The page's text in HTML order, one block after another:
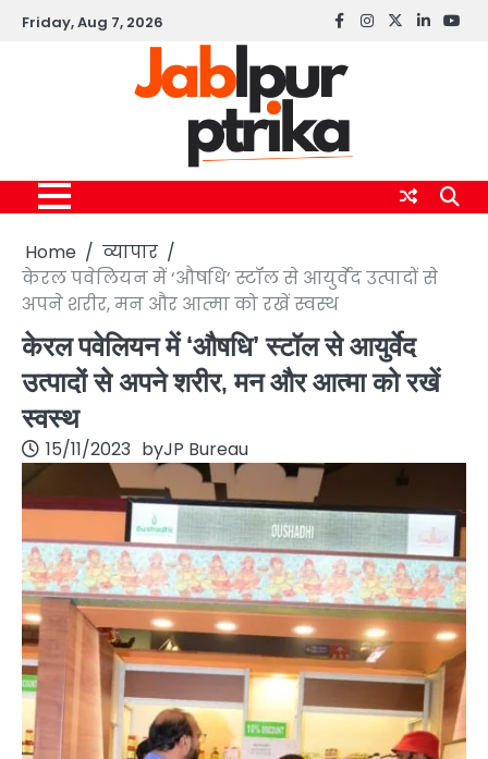
SkipFriday, Aug 7, 2026 Facebook
instagram
twitterlinkedin
Home
व्यापार
केरल पवेलियन में ‘औषधि’ स्टॉल से आयुर्वेद उत्पादों से
अपने शरीर, मन और आत्मा को रखें स्वस्थ
केरल पवेलियन में ‘औषधि’ स्टॉल से आयुर्वेद
उत्पादों से अपने शरीर, मन और आत्मा को रखें
स्वस्थ
15/11/2023 byJP Bureau